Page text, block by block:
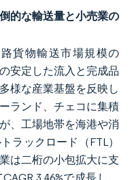
的な輸送量と小売業の
貨物輸送市場規模の
安定した流入と完成品
様な産業基盤を反映し
ランド、チェコに集積
、工場地帯を海港や消
ラックロード（FTL）
は二桁の小包拡大に支